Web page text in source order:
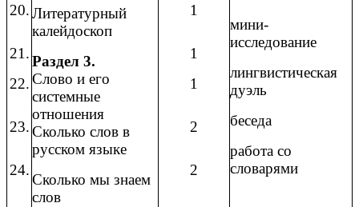
20.
21.
22.
23.
24.
Литературный
калейдоскоп
Раздел 3.
Слово и его
системные
отношения
Сколько слов в
русском языке
Сколько мы знаем
слов
1
1
1
2
2
мини-
исследование
лингвистическая
дуэль
беседа
работа со
словарями